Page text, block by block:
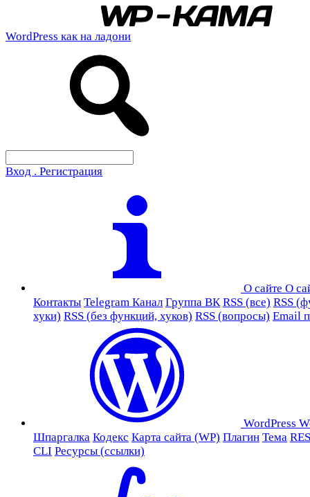
WordPress как на ладони
Вход . Регистрация
О сайте О
Контакты Telegram Канал Группа ВК RSS (все) RSS
хуки) RSS (без функций, хуков) RSS (вопросы) Email
WordPress
Шпаргалка Кодекс Карта сайта (WP) Плагин Тема
CLI Ресурсы (ссылки)